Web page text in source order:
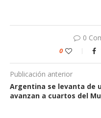
0
0
Publicación anterior
Argentina se levanta de
avanzan a cuartos del